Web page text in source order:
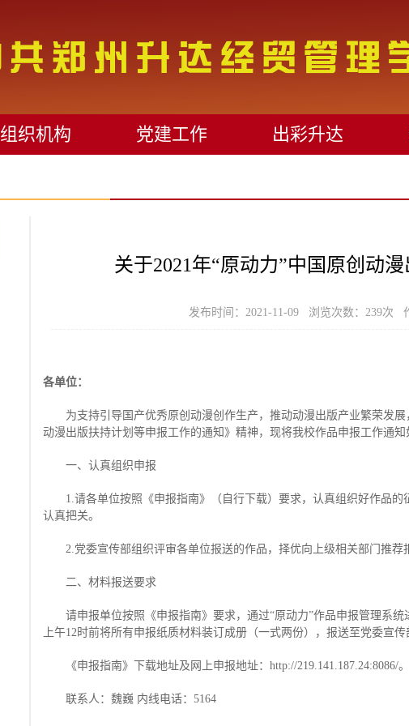
组织机构 党建工作 出彩升达
关于2021年“原动力”中国原创动
发布时间：2021-11-09 浏览次数： 239次
各单位：
为支持引导国产优秀原创动漫创作生产，推动动漫出版产业繁荣发
动漫出版扶持计划等申报工作的通知》精神，现将我校作品申报工作通知
一、认真组织申报
1.请各单位按照《申报指南》（自行下载）要求，认真组织好作品
认真把关。
2.党委宣传部组织评审各单位报送的作品，择优向上级相关部门推荐
二、材料报送要求
请申报单位按照《申报指南》要求，通过“原动力”作品申报管理系
上午12时前将所有申报纸质材料装订成册（一式两份），报送至党委宣传
《申报指南》下载地址及网上申报地址：http://219.141.187.24:8086/。
联系人：魏巍 内线电话：5164